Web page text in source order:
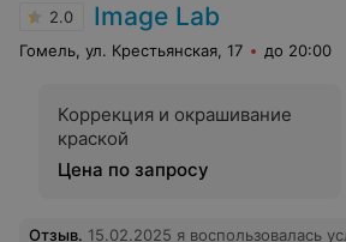
2.0 Image Lab
Гомель, ул. Крестьянская, 17 до 20:00
Коррекция и окрашивание
краской
Цена по запросу
Отзыв. 15.02.2025 я воспользовалась